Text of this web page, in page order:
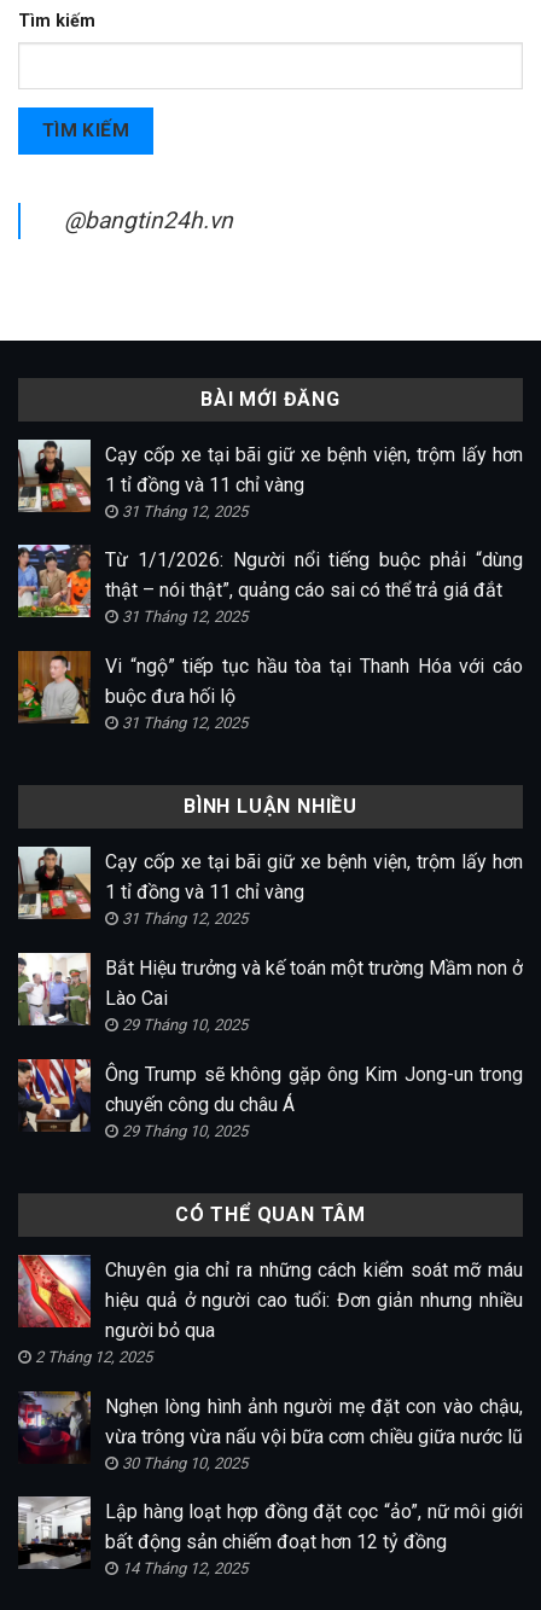
Tìm kiếm
TÌM KIẾM
@bangtin24h.vn
BÀI MỚI ĐĂNG
Cạy cốp xe tại bãi giữ xe bệnh viện, trộm lấy hơn
1 tỉ đồng và 11 chỉ vàng
31 Tháng 12, 2025
Từ 1/1/2026: Người nổi tiếng buộc phải “dùng
thật – nói thật”, quảng cáo sai có thể trả giá đắt
31 Tháng 12, 2025
Vi “ngộ” tiếp tục hầu tòa tại Thanh Hóa với cáo
buộc đưa hối lộ
31 Tháng 12, 2025
BÌNH LUẬN NHIỀU
Cạy cốp xe tại bãi giữ xe bệnh viện, trộm lấy hơn
1 tỉ đồng và 11 chỉ vàng
31 Tháng 12, 2025
Bắt Hiệu trưởng và kế toán một trường Mầm non ở
Lào Cai
29 Tháng 10, 2025
Ông Trump sẽ không gặp ông Kim Jong-un trong
chuyến công du châu Á
29 Tháng 10, 2025
CÓ THỂ QUAN TÂM
Chuyên gia chỉ ra những cách kiểm soát mỡ máu
hiệu quả ở người cao tuổi: Đơn giản nhưng nhiều
người bỏ qua
2 Tháng 12, 2025
Nghẹn lòng hình ảnh người mẹ đặt con vào chậu,
vừa trông vừa nấu vội bữa cơm chiều giữa nước lũ
30 Tháng 10, 2025
Lập hàng loạt hợp đồng đặt cọc “ảo”, nữ môi giới
bất động sản chiếm đoạt hơn 12 tỷ đồng
14 Tháng 12, 2025